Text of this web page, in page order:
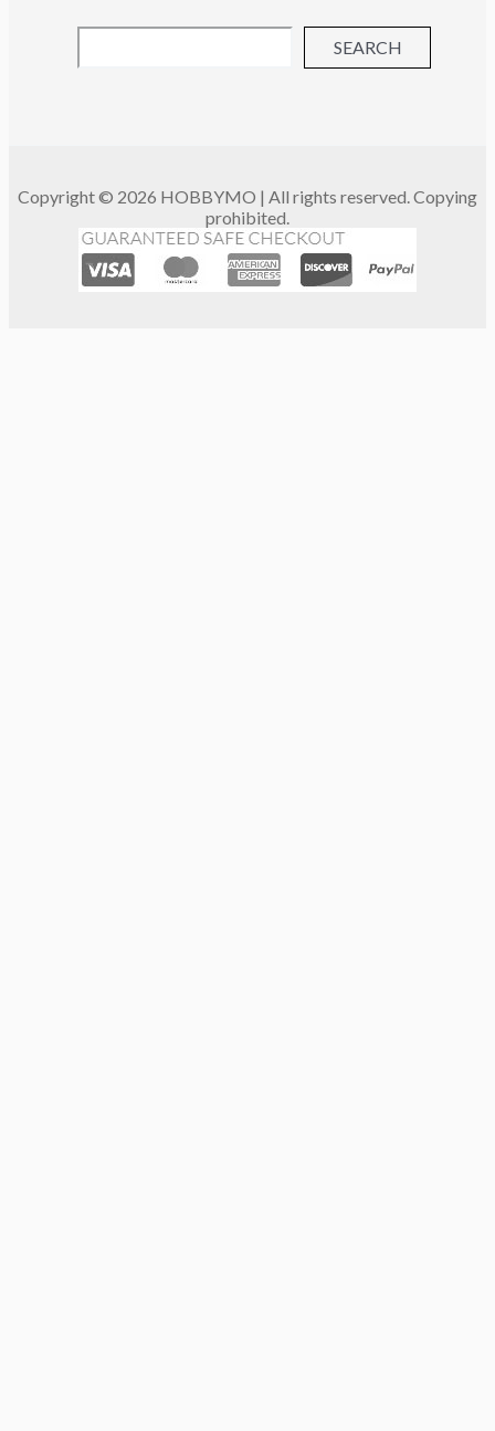
SEARCH
Copyright © 2026 HOBBYMO | All rights reserved. Copying
prohibited.